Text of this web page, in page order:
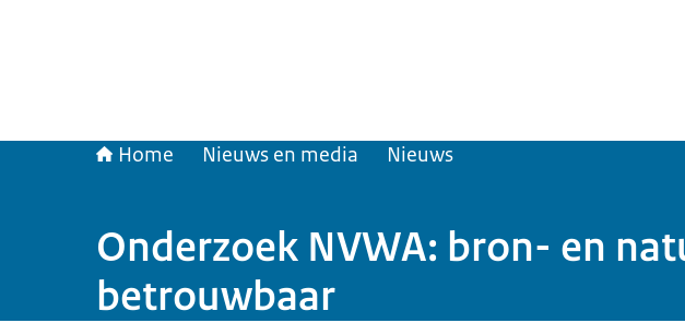
Home Nieuws en media Nieuws
Onderzoek NVWA: bron- en
betrouwbaar